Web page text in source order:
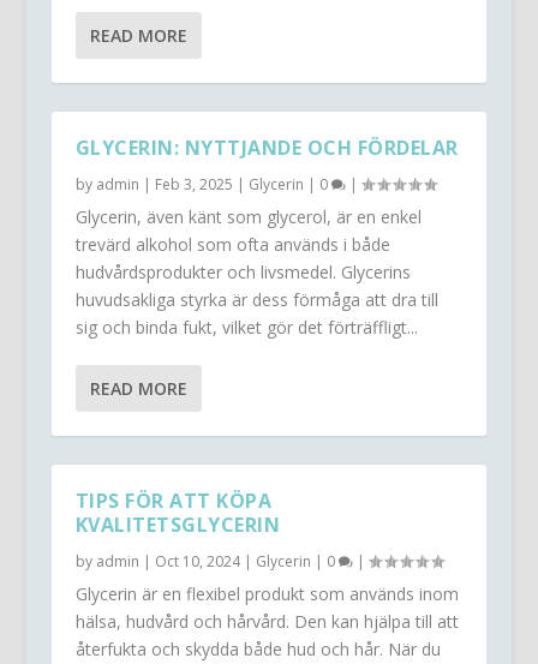
READ MORE
GLYCERIN: NYTTJANDE OCH FÖRDELAR
by admin | Feb 3, 2025 | Glycerin | 0 |
Glycerin, även känt som glycerol, är en enkel
trevärd alkohol som ofta används i både
hudvårdsprodukter och livsmedel. Glycerins
huvudsakliga styrka är dess förmåga att dra till
sig och binda fukt, vilket gör det förträffligt...
READ MORE
TIPS FÖR ATT KÖPA
KVALITETSGLYCERIN
by admin | Oct 10, 2024| Glycerin | 0 |
Glycerin är en flexibel produkt som används inom
hälsa, hudvård och hårvård. Den kan hjälpa till att
återfukta och skydda både hud och hår. När du